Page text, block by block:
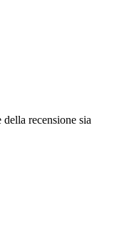
recensione sia